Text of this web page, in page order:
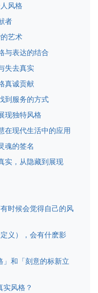
风格
者
艺术
与表达的结合
失去真实
真诚贡献
到服务的方式
现独特风格
在现代生活中的应用
魂的签名
实，从隐藏到展现
时候会觉得自己的风
义），会有什麽影
和「刻意的标新立
风格？